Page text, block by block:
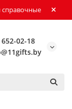
справочные
02-18